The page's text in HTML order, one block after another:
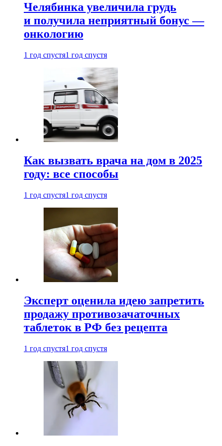
Челябинка увеличила грудь
и получила неприятный бонус —
онкологию
1 год спустя1 год спустя
Как вызвать врача на дом в 2025
году: все способы
1 год спустя1 год спустя
Эксперт оценила идею запретить
продажу противозачаточных
таблеток в РФ без рецепта
1 год спустя1 год спустя